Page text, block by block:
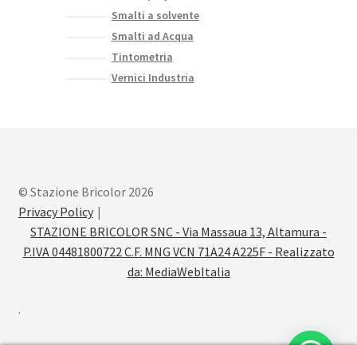
Smalti a solvente
Smalti ad Acqua
Tintometria
Vernici Industria
© Stazione Bricolor 2026
Privacy Policy
STAZIONE BRICOLOR SNC - Via Massaua 13, Altamura -
P.IVA 04481800722 C.F. MNG VCN 71A24 A225F - Realizzato
da: MediaWebItalia
.